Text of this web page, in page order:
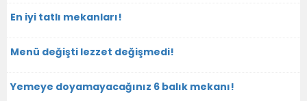
En iyi tatlı mekanları!
Menü değişti lezzet değişmedi!
Yemeye doyamayacağınız 6 balık mekanı!